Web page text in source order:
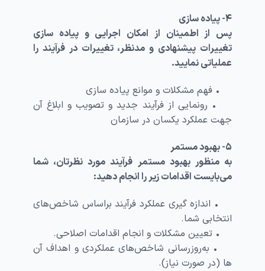
۴- پیاده‌ سازی
پس از اطمینان از امکان اجرایی و پیاده سازی
تغییرات پیشنهادی و مدنظر، تغییرات در فرآیند را
عملیاتی نمایید.
• فهم مشکلات و موانع پیاده ­سازی
• رونمایی از فرآیند جدید و تصویب و ابلاغ آن
جهت عملکرد یکسان در سازمان
۵- بهبود مستمر
به منظور بهبود مستمر فرآیند مورد نظرتان، شما
می‌بایست اقدامات زیر را انجام دهید:
• اندازه گیری عملکرد فرآیند براساس شاخص‌های
انتخابی شما.
• تعیین مشکلات و انجام اقدامات اصلاحی.
• به‌روزرسانی شاخص‌‌های عملکردی و اهداف آن
‌ها (در صورت نیاز).